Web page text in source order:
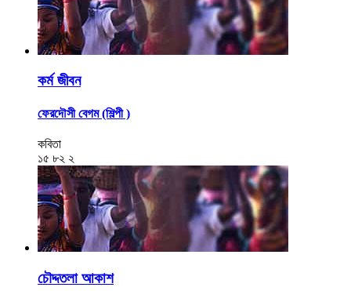
কর্ম জীবন
ফেরদৌসী বেগম (শিল্পী )
কবিতা
১৫ ৮২ ২
চৌদ্দতলা আকাশ